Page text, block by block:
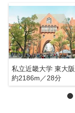
約2186m／28分